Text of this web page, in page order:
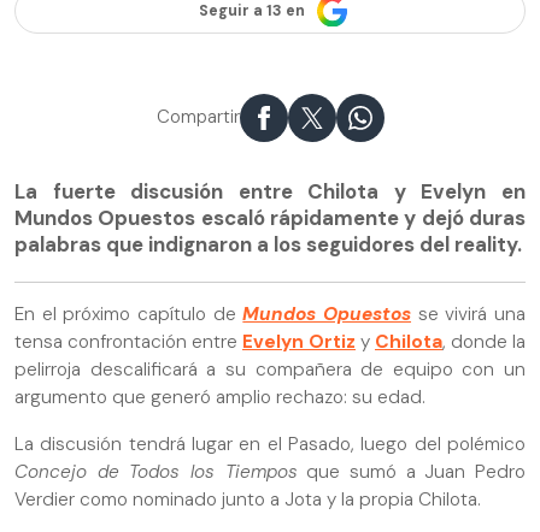
Seguir a 13 en
Compartir
La fuerte discusión entre Chilota y Evelyn en
Mundos Opuestos escaló rápidamente y dejó duras
palabras que indignaron a los seguidores del reality.
En el próximo capítulo deMundos Opuestos se vivirá una
tensa confrontación entre Evelyn Ortiz y Chilota, donde la
pelirroja descalificará a su compañera de equipo con un
argumento que generó amplio rechazo: su edad.
La discusión tendrá lugar en el Pasado, luego del polémico
Concejo de Todos los Tiempos que sumó a Juan Pedro
Verdier como nominado junto a Jota y la propia Chilota.